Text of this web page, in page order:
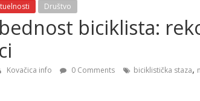
Društvo
biciklista:
Kovačica info 0 Comments biciklistička staza,